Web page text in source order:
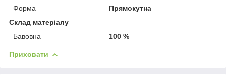
Форма
Прямокутна
Склад матеріалу
Бавовна
100 %
Приховати